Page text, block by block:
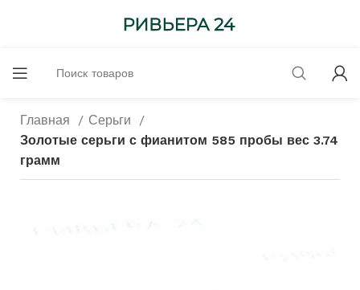
Главная
Серьги
Золотые серьги с фианитом 585 пробы вес 3.74
грамм